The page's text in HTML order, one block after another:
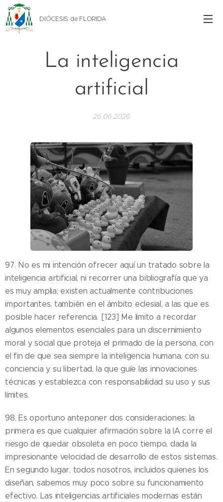
DIÓCESIS de FLORIDA
La inteligencia
artificial
26.06.2026
97. No es mi intención ofrecer aquí un tratado sobre la
inteligencia artificial, ni recorrer una bibliografía que ya
es muy amplia; existen actualmente contribuciones
importantes, también en el ámbito eclesial, a las que es
posible hacer referencia. [123] Me limito a recordar
algunos elementos esenciales para un discernimiento
moral y social que proteja el primado de la persona, con
el fin de que sea siempre la inteligencia humana, con su
conciencia y su libertad, la que guíe las innovaciones
técnicas y establezca con responsabilidad su uso y sus
límites.
98. Es oportuno anteponer dos consideraciones: la
primera es que cualquier afirmación sobre la IA corre el
riesgo de quedar obsoleta en poco tiempo, dada la
impresionante velocidad de desarrollo de estos sistemas.
En segundo lugar, todos nosotros, incluidos quienes los
diseñan, sabemos muy poco sobre su funcionamiento
efectivo. Las inteligencias artificiales modernas están